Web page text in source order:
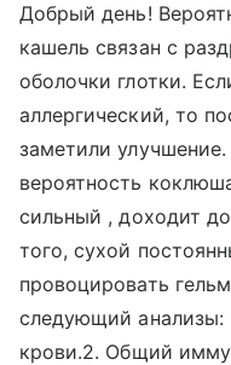
Добрый день!
кашель связан с
оболочки глотки.
аллергический, то
заметили
вероятность
сильный , доходит
того, сухой
провоцировать
следующий анализы:
крови.2. Общий